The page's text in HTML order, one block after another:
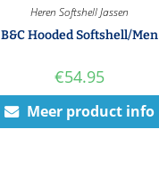
Heren Softshell Jassen
B&C Hooded Softshell/Men
€54.95
Meer product info